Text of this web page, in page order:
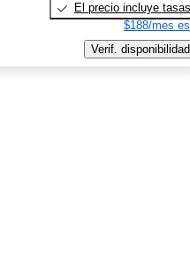
El precio incluye tasas
$188/mes
Verif. disponibilidad